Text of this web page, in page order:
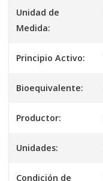
Unidad de
Medida:
Principio Activo:
Bioequivalente:
Productor:
Unidades:
Condición de